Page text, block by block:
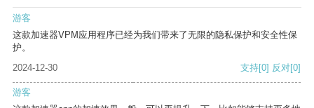
游客
这款加速器VPM应用程序已经为我们带来了无限的隐私保护和安全性保
护。
2024-12-30
支持[0] 反对[0]
游客